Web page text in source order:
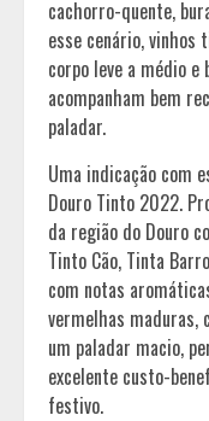
cachorro-quente,
esse cenário, vinhos
corpo leve a médio e
acompanham bem
paladar.
Uma indicação com
Douro Tinto 2022.
da região do Douro
Tinto Cão, Tinta
com notas
vermelhas maduras,
um paladar macio,
excelente custo-
festivo.